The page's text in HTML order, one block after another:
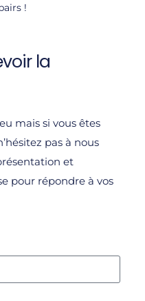
!
la
mais si vous êtes
pas à nous
et
pour répondre à vos